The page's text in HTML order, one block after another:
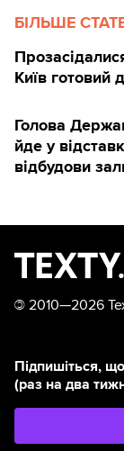
БІЛЬШЕ
Київ готовий
Голова
йде у
відбудови
© 2010—2026
Підпишіться,
(раз на два